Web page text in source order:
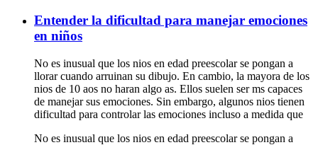
Entender la dificultad para manejar emociones
en niños
No es inusual que los nios en edad preescolar se pongan a
llorar cuando arruinan su dibujo. En cambio, la mayora de los
nios de 10 aos no haran algo as. Ellos suelen ser ms capaces
de manejar sus emociones. Sin embargo, algunos nios tienen
dificultad para controlar las emociones incluso a medida que
No es inusual que los nios en edad preescolar se pongan a